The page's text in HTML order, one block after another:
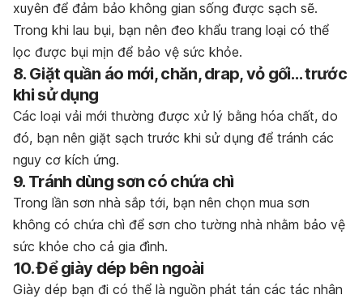
xuyên để đảm bảo không gian sống được sạch sẽ.
Trong khi lau bụi, bạn nên đeo khẩu trang loại có thể
lọc được bụi mịn để bảo vệ sức khỏe.
8. Giặt quần áo mới, chăn, drap, vỏ gối…trước
khi sử dụng
Các loại vải mới thường được xử lý bằng hóa chất, do
đó, bạn nên giặt sạch trước khi sử dụng để tránh các
nguy cơ kích ứng.
9. Tránh dùng sơn có chứa chì
Trong lần sơn nhà sắp tới, bạn nên chọn mua sơn
không có chứa chì để sơn cho tường nhà nhằm bảo vệ
sức khỏe cho cả gia đình.
10. Để giày dép bên ngoài
Giày dép bạn đi có thể là nguồn phát tán các tác nhân